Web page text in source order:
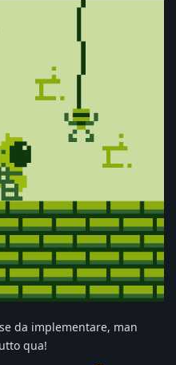
da implementare, man
qua!